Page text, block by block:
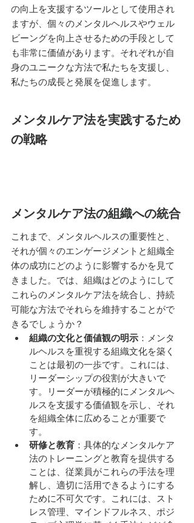
の向上を支援するツールとして使用され
ますが、個々のメンタルヘルスやウェル
ビーングを向上させるための手段として
も非常に価値があります。それぞれが自
身のユニークな方法で私たちを支援し、
私たちの成長と発展を促進します。
メンタルケア法を実践するため
の戦略
メンタルケア法の組織への統合
これまで、メンタルヘルスの重要性と、
それが個々のエンゲージメントと組織全
体の成功にどのように影響するかを見て
きました。では、組織はどのようにして
これらのメンタルケア法を統合し、持続
可能な方法でそれらを維持することがで
きるでしょうか？
組織の文化と価値観の明示 ：メンタ
ルヘルスを重視する組織文化を築く
ことは最初の一歩です。これには、
リーダーシップの役割が大きいで
す。リーダーが積極的にメンタルヘ
ルスを支援する価値観を示し、それ
を組織全体に広めることが重要で
す。
研修と教育 ：具体的なメンタルケア
法のトレーニングと教育を提供する
ことは、従業員がこれらの手法を理
解し、適切に活用できるようにする
ために不可欠です。これには、スト
レス管理、マインドフルネス、ポジ